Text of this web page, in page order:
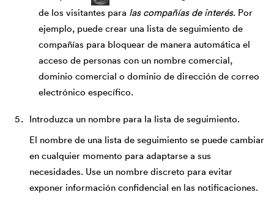
de los visitantes para las compañías de interés. Por
ejemplo, puede crear una lista de seguimiento de
compañías para bloquear de manera automática el
acceso de personas con un nombre comercial,
dominio comercial o dominio de dirección de correo
electrónico específico.
Introduzca un nombre para la lista de seguimiento.
El nombre de una lista de seguimiento se puede cambiar
en cualquier momento para adaptarse a sus
necesidades. Use un nombre discreto para evitar
exponer información confidencial en las notificaciones.